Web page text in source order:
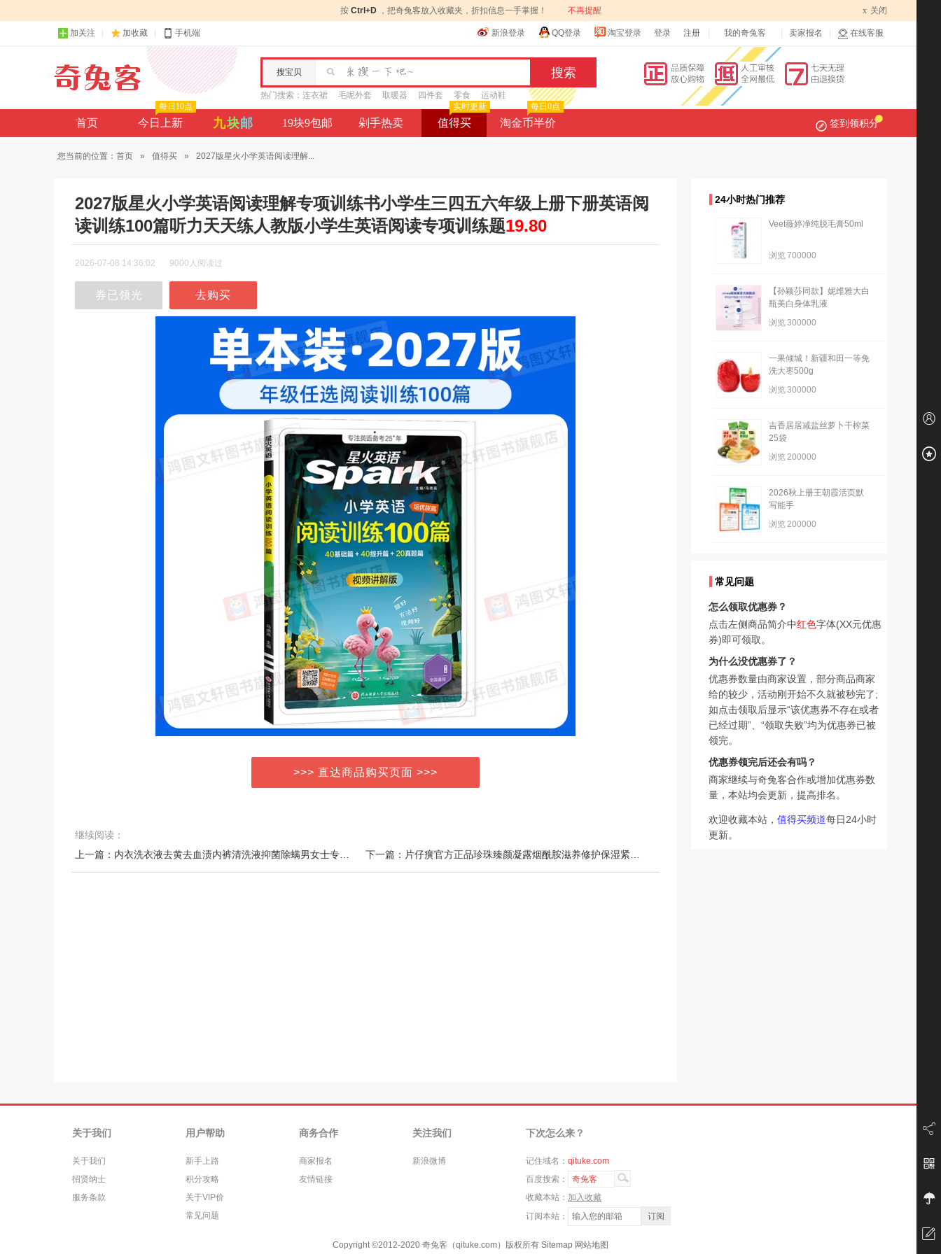
按 Ctrl+D ，把奇兔客放入收藏夹，折扣信息一手掌握！ 不再提醒 x 关闭
加关注 加收藏 手机端 新浪登录 QQ登录 淘宝登录 登录 注册 我的奇兔客 卖家报名 在线客服
搜宝贝
热门搜索： 连衣裙 毛呢外套 取暖器 四件套 零食 运动鞋
首页 今日上新
每日10点
九块邮 19块9包邮 剁手热卖 值得买
实时更新
淘金币半价
每日0点
签到领积分
您当前的位置： 首页 » 值得买 » 2027版星火小学英语阅读理解...
2027版星火小学英语阅读理解专项训练书小学生三四五六年级上册下册英语阅
读训练100篇听力天天练人教版小学生英语阅读专项训练题19.80
2026-07-08 14:36:02 9000人阅读过
券已领光 去购买
>>> 直达商品购买页面 >>>
继续阅读：
24小时热门推荐
Veet薇婷净纯脱毛膏50ml
浏览700000
【孙颖莎同款】妮维雅大白
瓶美白身体乳液
浏览300000
一果倾城！新疆和田一等免
洗大枣500g
浏览300000
吉香居居减盐丝萝卜干榨菜
25袋
浏览200000
2026秋上册王朝霞活页默
写能手
浏览200000
常见问题
怎么领取优惠券？
点击左侧商品简介中红色字体(XX元优惠
券)即可领取。
为什么没优惠券了？
优惠券数量由商家设置，部分商品商家
给的较少，活动刚开始不久就被秒完了;
如点击领取后显示“该优惠券不存在或者
已经过期”、“领取失败”均为优惠券已被
领完。
优惠券领完后还会有吗？
商家继续与奇兔客合作或增加优惠券数
量，本站均会更新，提高排名。
欢迎收藏本站， 值得买频道每日24小时
更新。
关于我们
关于我们
招贤纳士
服务条款
用户帮助
新手上路
积分攻略
关于VIP价
常见问题
商务合作
商家报名
友情链接
关注我们
新浪微博
下次怎么来？
记住域名： qituke.com
百度搜索：
奇兔客
收藏本站： 加入收藏
订阅本站：
Copyright ©2012-2020 奇兔客（qituke.com）版权所有 Sitemap 网站地图